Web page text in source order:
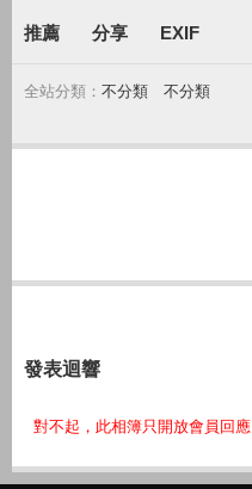
推薦 分享 EXIF
全站分類： 不分類 不分類
發表迴響
對不起，此相簿只開放會員回應